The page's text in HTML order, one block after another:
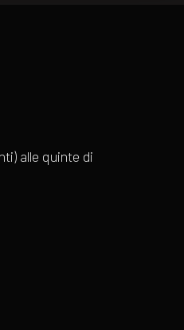
alle quinte di